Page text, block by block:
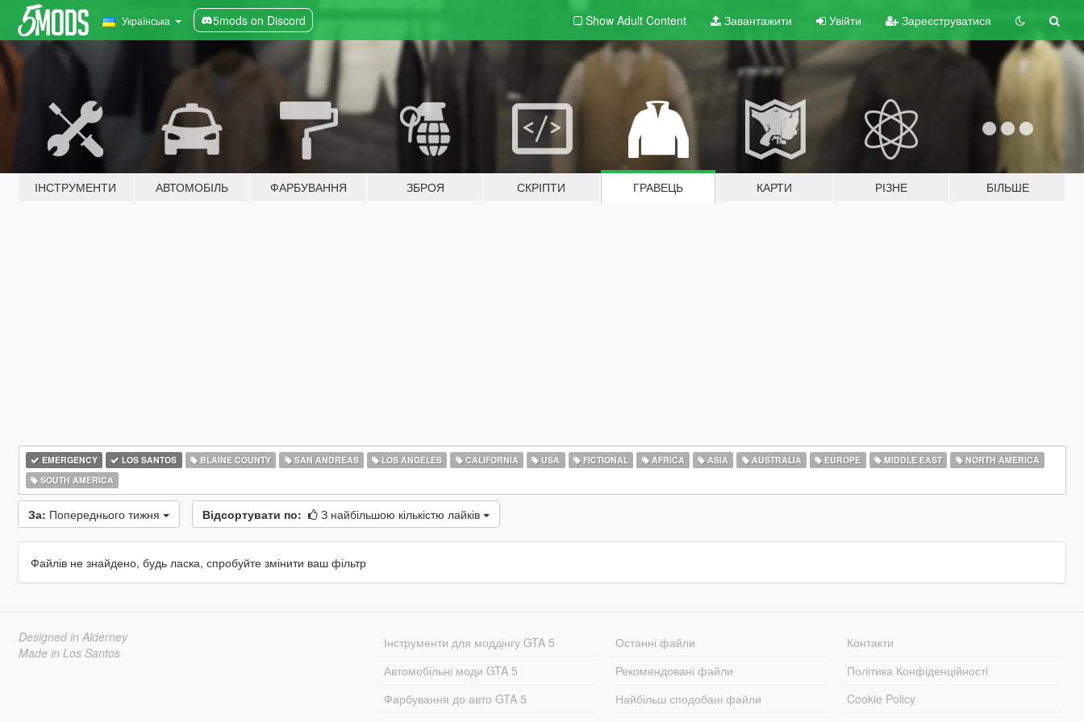
Українська 5mods on Discord Show Adult Content Завантажити Увійти Зареєструватися
ІНСТРУМЕНТИ АВТОМОБІЛЬ ФАРБУВАННЯ ЗБРОЯ СКРІПТИ ГРАВЕЦЬ КАРТИ РІЗНЕ БІЛЬШЕ
EMERGENCY LOS SANTOS BLAINE COUNTY SAN ANDREAS LOS ANGELES CALIFORNIA USA FICTIONAL AFRICA ASIA AUSTRALIA EUROPE MIDDLE EAST
NORTH AMERICA
SOUTH AMERICA
За: Попереднього тижня Відсортувати по: З найбільшою кількістю лайків
Файлів не знайдено, будь ласка, спробуйте змінити ваш фільтр
Designed in Alderney
Made in Los Santos
Інструменти для моддінгу GTA 5
Автомобільні моди GTA 5
Фарбування до авто GTA 5
Останні файли
Рекомендовані файли
Найбільш сподобані файли
Контакти
Політика Конфіденційності
Cookie Policy